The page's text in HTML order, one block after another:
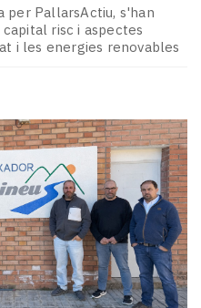
per PallarsActiu, s'han
risc i aspectes
i les energies renovables